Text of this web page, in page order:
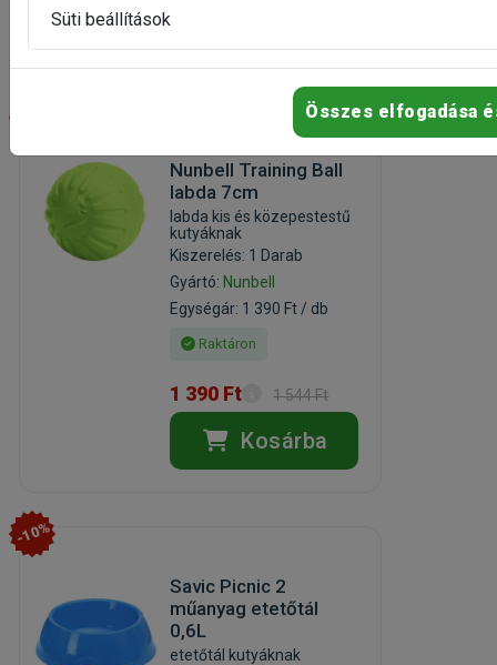
Nunbell Training Ball
labda 7cm
labda kis és közepestestű
kutyáknak
Kiszerelés: 1 Darab
Gyártó: Nunbell
Egységár: 1 390 Ft / db
Raktáron
1 390 Ft 1 544 Ft
Kosárba
-10%
Savic Picnic 2
műanyag etetőtál
0,6L
etetőtál kutyáknak
Süti beállítások
Összes elfogadása